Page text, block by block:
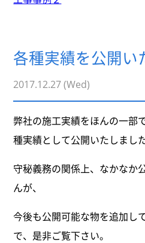
各種実績を公開い
2017.12.27 (Wed)
弊社の施工実績をほんの一部
種実績として公開いたしました
守秘義務の関係上、なかなか
んが、
今後も公開可能な物を追加し
で、是非ご覧下さい。